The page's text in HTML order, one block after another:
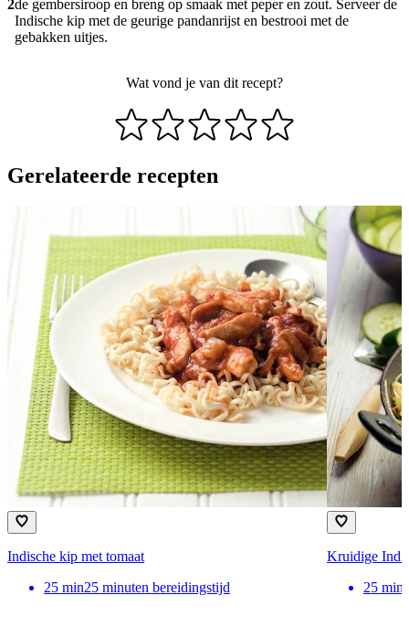
2de gembersiroop en breng op smaak met peper en zout. Serveer de
Indische kip met de geurige pandanrijst en bestrooi met de
gebakken uitjes.
Wat vond je van dit recept?
Gerelateerde recepten
Indische kip met tomaat
25 min25 minuten bereidingstijd
Kruidige
25 min